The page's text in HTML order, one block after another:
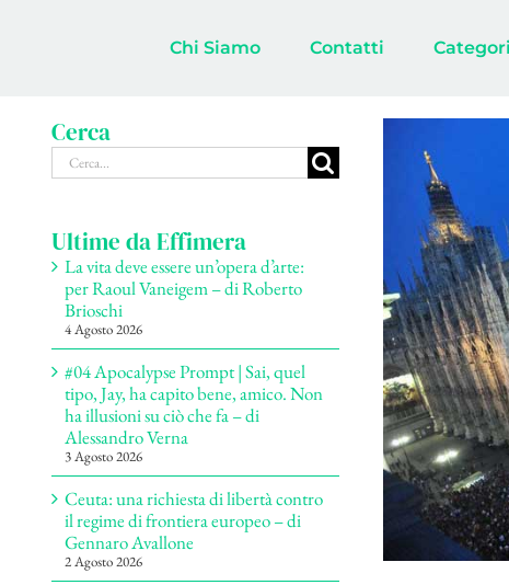
Chi Siamo Contatti
immagine
Cerca
Cerca
per:
Ultime da Effimera
La vita deve essere un’opera d’arte:
per Raoul Vaneigem – di Roberto
Brioschi
4 Agosto 2026
#04 Apocalypse Prompt | Sai, quel
tipo, Jay, ha capito bene, amico. Non
ha illusioni su ciò che fa – di
Alessandro Verna
3 Agosto 2026
Ceuta: una richiesta di libertà contro
il regime di frontiera europeo – di
Gennaro Avallone
2 Agosto 2026